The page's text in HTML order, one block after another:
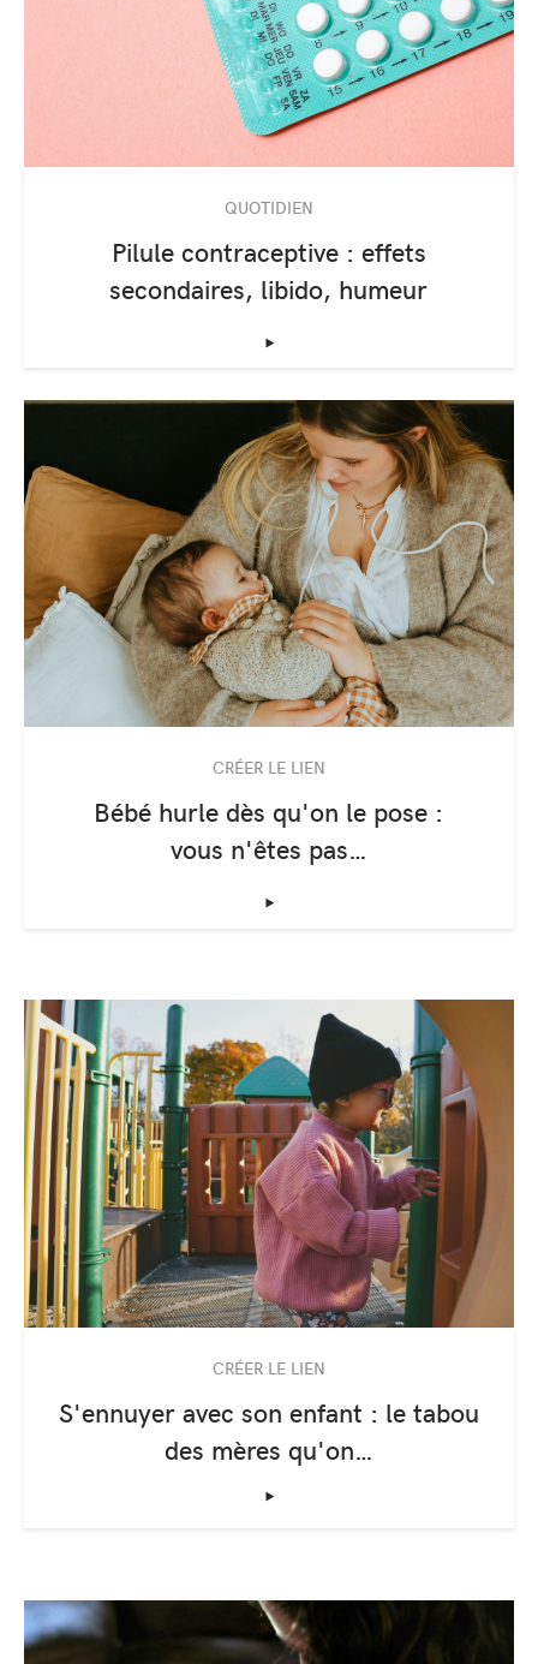
QUOTIDIEN
Pilule contraceptive : effets
secondaires, libido, humeur
‣
CRÉER LE LIEN
Bébé hurle dès qu'on le pose :
vous n'êtes pas…
‣
CRÉER LE LIEN
S'ennuyer avec son enfant : le tabou
des mères qu'on…
‣